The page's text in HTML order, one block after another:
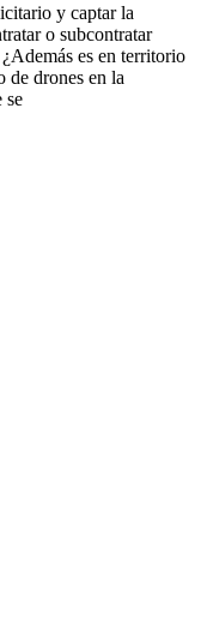
y captar la
o subcontratar
es en territorio
de drones en la
se